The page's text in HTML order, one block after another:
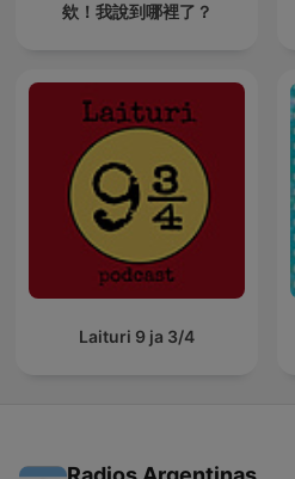
欸！我說到哪裡了？
Laituri 9 ja 3/4